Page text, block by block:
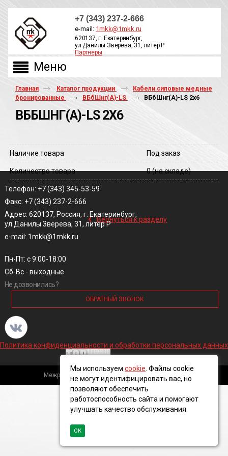
+7 (343) 237-2-666
e-mail: 1mkk@1mkk.ru
620137, г. Екатеринбург,
ул.Данилы Зверева, 31, литер Р
Партнеры
Главная Каталог продукции
Кабели силовые медные
бронированные
ВБбШнг(А)-LS ВБбШнг(A)-LS 2х6
ВББШНГ(A)-LS 2Х6
Наличие товара Под заказ
Количество товара 0(на складе)
‹ Вернуться к разделу
Телефон: +7 (343) 345-53-59
Факс: +7 (343) 237-2-666
Адрес: 620137, Россия, г. Екатеринбург,
ул.Данилы Зверева, 31, литер Р
e-mail: 1mkk@1mkk.ru
Пн-Пт: с 9:00-18:00
Сб-Вс - выходные
Не дозвонились?
ОБРАТНЫЙ ЗВОНОК
Политика конфиденциальности и обработки персональных данных
Межрегиональная кабельная компания, 2016 ©
Мы используем cookie . Файлы cookie
не могут идентифицировать вас, но
позволяют обеспечить
работоспособность сайта и помогают
улучшать качество обслуживания.
ОК